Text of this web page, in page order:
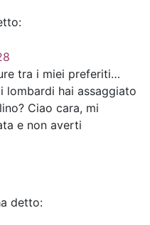
tra i miei preferiti…
lombardi hai assaggiato
Ciao cara, mi
e non averti
detto: